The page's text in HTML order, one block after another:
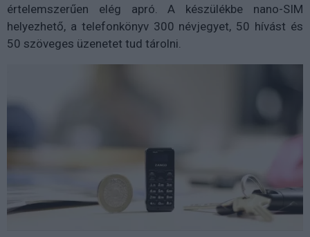
értelemszerűen elég apró. A készülékbe nano-SIM
helyezhető, a telefonkönyv 300 névjegyet, 50 hívást és
50 szöveges üzenetet tud tárolni.